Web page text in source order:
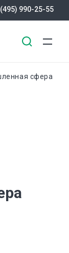
990-25-55
сфера